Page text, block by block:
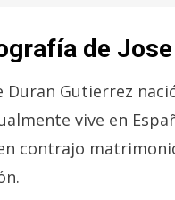
de
Duran Gutierrez
vive en
contrajo